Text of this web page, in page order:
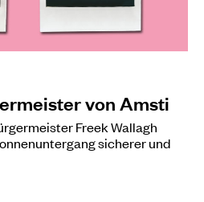
von Amsti
Freek Wallagh
sicherer und